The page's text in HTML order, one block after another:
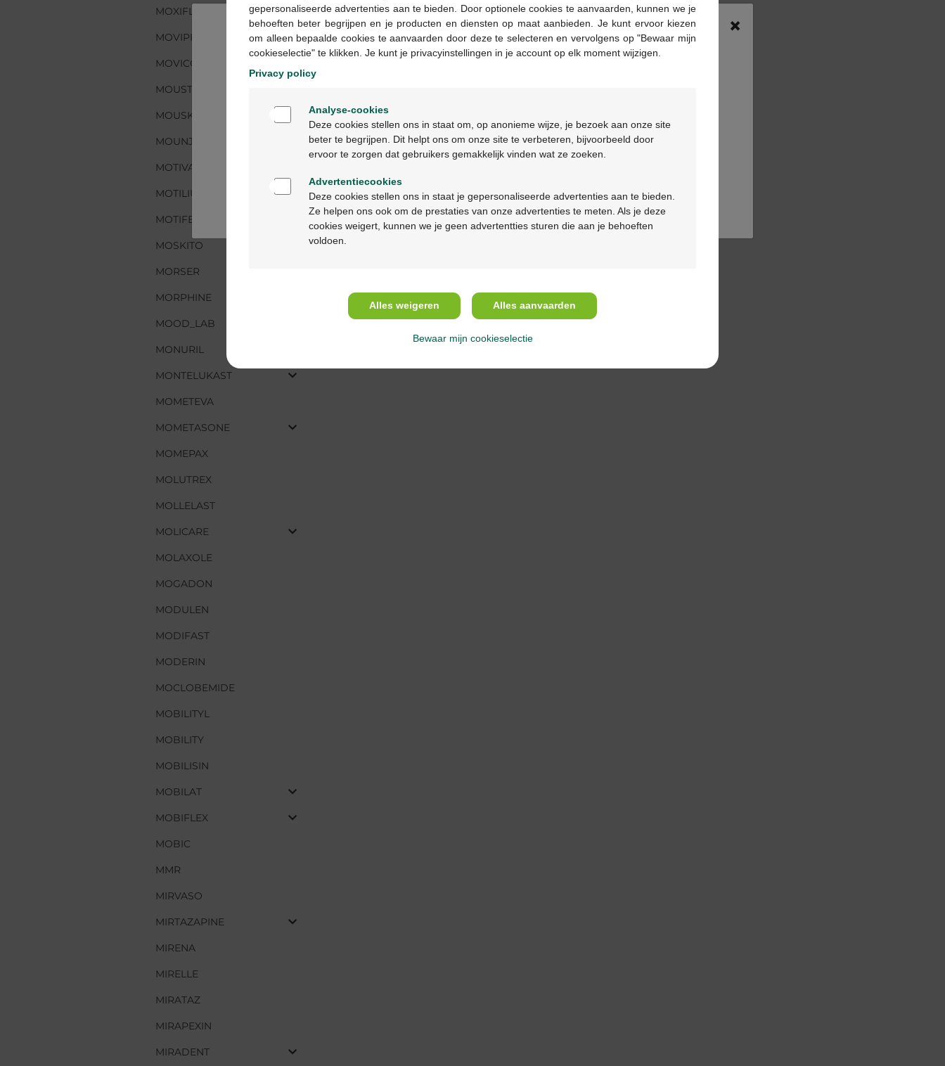
MOXIFLOXACIN MOXIFLOXACIN
MOVIPREP MOVIPREP
MOVICOL
MOUSTIMUG
MOUSKITO
MOUNJARO
MOTIVAID
MOTILIUM
MOTIFENE
MOSKITO
MORSER
MORPHINE
MOOD_LAB
MONURIL
MONTELUKASTMONTELUKAST
MOMETEVA
MOMETASONE MOMETASONE
MOMEPAX
MOLUTREX
MOLLELASTMOLLELAST
MOLICARE
MOLAXOLE
MOGADON
MODULEN
MODIFASTMODIFAST
MODERIN
MOCLOBEMIDE
MOBILITYL
MOBILITYMOBILITY
MOBILISIN
MOBILATMOBILAT
MOBIFLEX
MOBIC
MMR
MIRVASO
MIRTAZAPINE MIRTAZAPINE
MIRENA
MIRELLE
MIRATAZ
MIRAPEXIN
MIRADENTMIRADENT
×
Ga verder in het nederlands
gepersonaliseerde advertenties aan te bieden. Door optionele cookies te aanvaarden, kunnen we je
behoeften beter begrijpen en je producten en diensten op maat aanbieden. Je kunt ervoor kiezen
om alleen bepaalde cookies te aanvaarden door deze te selecteren en vervolgens op "Bewaar mijn
cookieselectie" te klikken. Je kunt je privacyinstellingen in je account op elk moment wijzigen.
Privacy policy
Analyse-cookies
Deze cookies stellen ons in staat om, op anonieme wijze, je bezoek aan onze site
beter te begrijpen. Dit helpt ons om onze site te verbeteren, bijvoorbeeld door
ervoor te zorgen dat gebruikers gemakkelijk vinden wat ze zoeken.
Advertentiecookies
Deze cookies stellen ons in staat je gepersonaliseerde advertenties aan te bieden.
Ze helpen ons ook om de prestaties van onze advertenties te meten. Als je deze
cookies weigert, kunnen we je geen advertentties sturen die aan je behoeften
voldoen.
Alles weigeren Alles aanvaarden
Bewaar mijn cookieselectie